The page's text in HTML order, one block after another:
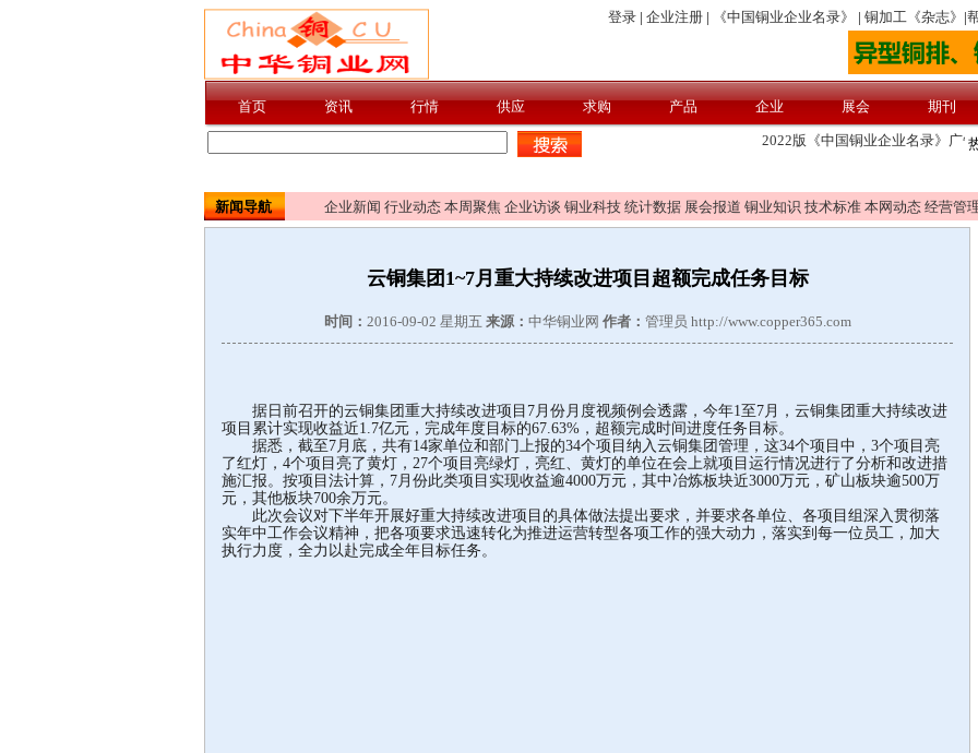
新闻导航 企业新闻 行业动态 本周聚焦 企业访谈 铜业科技 统计数据 展会报道 铜业知识 技术标准 本网动态 经营管
云铜集团1~7月重大持续改进项目超额完成任务目标
时间： 2016-09-02 星期五 来源： 中华铜业网 作者： 管理员 http://www.copper365.com
据日前召开的云铜集团重大持续改进项目7月份月度视频例会透露，今年1至7月，云铜集团重大持续改进
项目累计实现收益近1.7亿元，完成年度目标的67.63%，超额完成时间进度任务目标。
据悉，截至7月底，共有14家单位和部门上报的34个项目纳入云铜集团管理，这34个项目中，3个项目亮
了红灯，4个项目亮了黄灯，27个项目亮绿灯，亮红、黄灯的单位在会上就项目运行情况进行了分析和改进措
施汇报。按项目法计算，7月份此类项目实现收益逾4000万元，其中冶炼板块近3000万元，矿山板块逾500万
元，其他板块700余万元。
此次会议对下半年开展好重大持续改进项目的具体做法提出要求，并要求各单位、各项目组深入贯彻落
实年中工作会议精神，把各项要求迅速转化为推进运营转型各项工作的强大动力，落实到每一位员工，加大
执行力度，全力以赴完成全年目标任务。